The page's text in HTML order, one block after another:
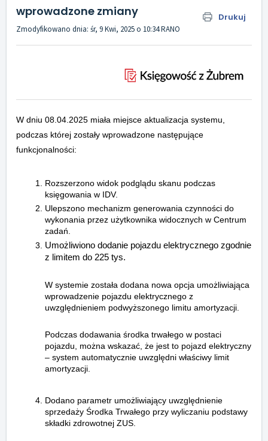
wprowadzone zmiany
Drukuj
Zmodyfikowano dnia: śr, 9 Kwi, 2025 o 10:34 RANO
W dniu 08.04.2025 miała miejsce aktualizacja systemu,
podczas której zostały wprowadzone następujące
funkcjonalności:
Rozszerzono widok podglądu skanu podczas
księgowania w IDV.
Ulepszono mechanizm generowania czynności do
wykonania przez użytkownika widocznych w Centrum
zadań.
Umożliwiono dodanie pojazdu elektrycznego zgodnie
z limitem do 225 tys.
W systemie została dodana nowa opcja umożliwiająca
wprowadzenie pojazdu elektrycznego z
uwzględnieniem podwyższonego limitu amortyzacji.
Podczas dodawania środka trwałego w postaci
pojazdu, można wskazać, że jest to pojazd elektryczny
– system automatycznie uwzględni właściwy limit
amortyzacji.
Dodano parametr umożliwiający uwzględnienie
sprzedaży Środka Trwałego przy wyliczaniu podstawy
składki zdrowotnej ZUS.